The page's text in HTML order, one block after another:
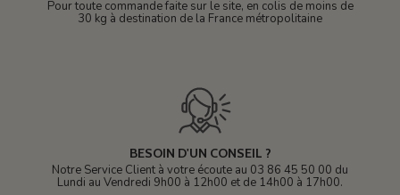
Pour toute commande faite sur le site, en colis de moins de
30 kg à destination de la France métropolitaine
BESOIN D'UN CONSEIL ?
Notre Service Client à votre écoute au 03 86 45 50 00 du
Lundi au Vendredi 9h00 à 12h00 et de 14h00 à 17h00.